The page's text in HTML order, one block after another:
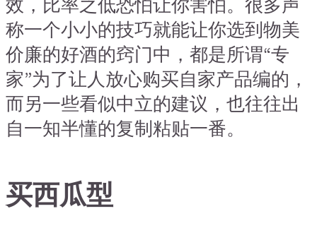
效，比率之低恐怕让你害怕。很多声
称一个小小的技巧就能让你选到物美
价廉的好酒的窍门中，都是所谓“专
家”为了让人放心购买自家产品编的，
而另一些看似中立的建议，也往往出
自一知半懂的复制粘贴一番。
买西瓜型